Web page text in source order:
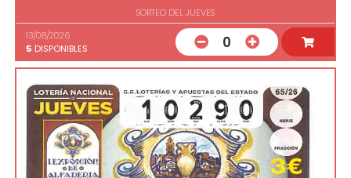
SORTEO DEL JUEVES
13/08/2026
5 DISPONIBLES 0